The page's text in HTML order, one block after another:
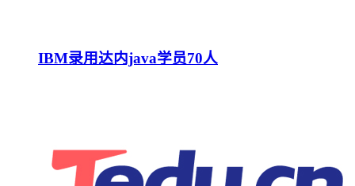
IBM录用达内java学员70人